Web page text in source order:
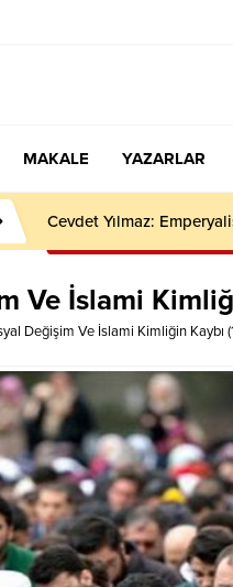
MAKALE YAZARLAR
Gamze Özçelik 8 Yıl
Ve İslami
Değişim Ve İslami Kimliğin Kaybı